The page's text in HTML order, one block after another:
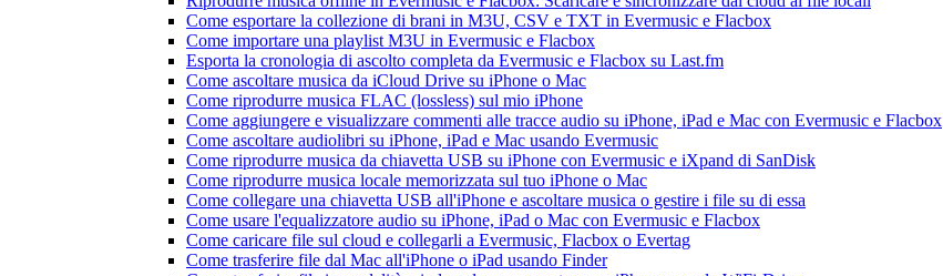
Come esportare la collezione di brani in M3U, CSV e TXT in Evermusic e Flacbox
Come importare una playlist M3U in Evermusic e Flacbox
Esporta la cronologia di ascolto completa da Evermusic e Flacbox su Last.fm
Come ascoltare musica da iCloud Drive su iPhone o Mac
Come riprodurre musica FLAC (lossless) sul mio iPhone
Come aggiungere e visualizzare commenti alle tracce audio su iPhone, iPad e Mac con Evermusic e Flacbox
Come ascoltare audiolibri su iPhone, iPad e Mac usando Evermusic
Come riprodurre musica da chiavetta USB su iPhone con Evermusic e iXpand di SanDisk
Come riprodurre musica locale memorizzata sul tuo iPhone o Mac
Come collegare una chiavetta USB all'iPhone e ascoltare musica o gestire i file su di essa
Come usare l'equalizzatore audio su iPhone, iPad o Mac con Evermusic e Flacbox
Come caricare file sul cloud e collegarli a Evermusic, Flacbox o Evertag
Come trasferire file dal Mac all'iPhone o iPad usando Finder